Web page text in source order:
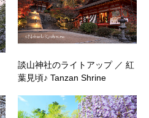
談山神社のライトアップ ／ 紅
葉見頃♪ Tanzan Shrine